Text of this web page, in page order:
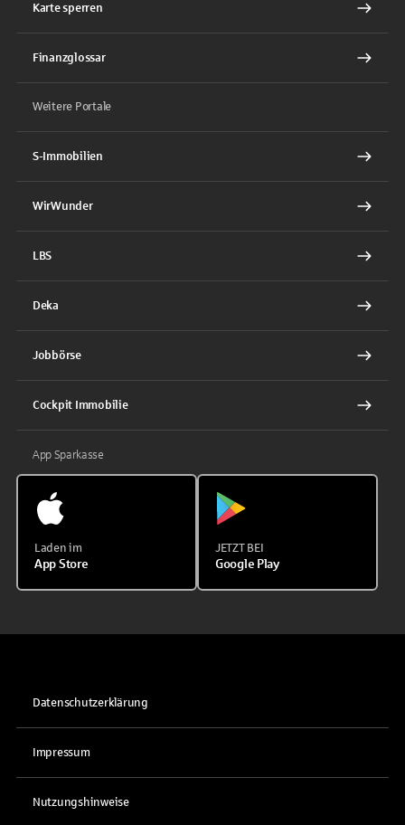
Karte sperren
Finanzglossar
Weitere Portale
S-Immobilien
WirWunder
LBS
Deka
Jobbörse
Cockpit Immobilie
App Sparkasse
Laden im
App Store
JETZT BEI
Google Play
Datenschutzerklärung
Impressum
Nutzungshinweise